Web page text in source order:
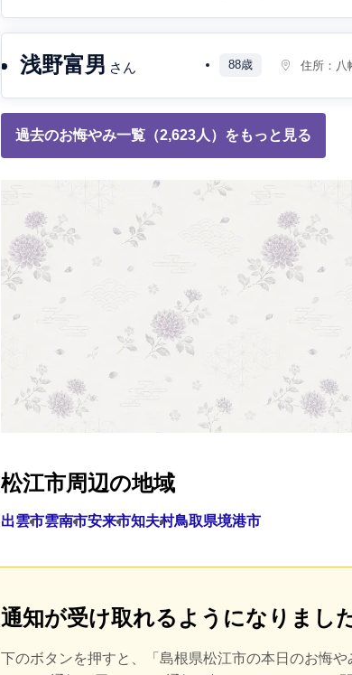
浅野富男 さん 88歳 住所： 八
過去のお悔やみ一覧（2,623人）をもっと見る
松江市周辺の地域
出雲市雲南市安来市知夫村鳥取県境港市
通知が受け取れるようになりまし
下のボタンを押すと、
「島根県松江市の本日のお悔